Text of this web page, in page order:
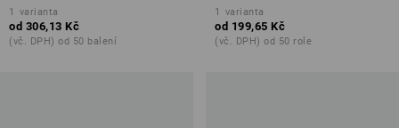
1 varianta
od 306,13 Kč
(vč. DPH) od 50 balení
1 varianta
od 199,65 Kč
(vč. DPH) od 50 role